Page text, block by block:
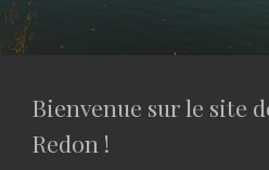
Bienvenue sur le site
Redon !